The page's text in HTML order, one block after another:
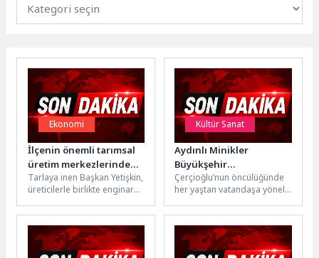
Ekonomi
İlçenin önemli tarımsal
üretim merkezlerinden
Düzce Köyü’nde
gerçekleşen hasada,
Seferihisar Belediye
de katıldı.
Tarlaya inen Başkan Yetişkin,
üreticilerle birlikte enginar
önerilerini
dinledi.Seferihisar’ın kırsal
kalkınma...
Kültür Sanat
Aydınlı Minikler
Büyükşehir
Belediyesi’nin Yaz
Dönemi Etkinliklerinde
Yüzmeyi Öğreniyor
Çerçioğlu’nun öncülüğünde
her yaştan vatandaşa yönelik
devam ediyor.Aydın
Büyükşehir Belediyesi
tarafından çocukların...